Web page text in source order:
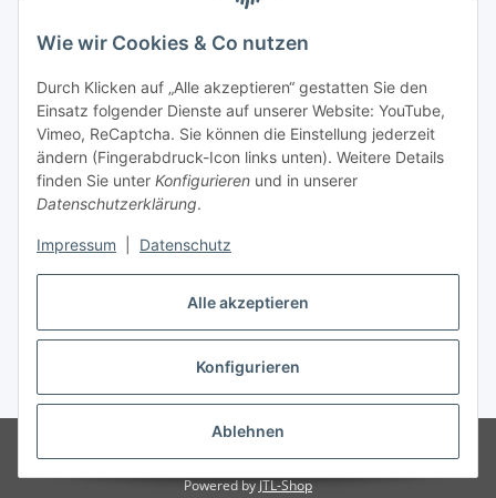
Alle akzeptieren
Konfigurieren
Ablehnen
Wie wir Cookies & Co nutzen
Durch Klicken auf „Alle akzeptieren“ gestatten Sie den
Einsatz folgender Dienste auf unserer Website: YouTube,
Vimeo, ReCaptcha. Sie können die Einstellung jederzeit
ändern (Fingerabdruck-Icon links unten). Weitere Details
finden Sie unter Konfigurieren und in unserer
Datenschutzerklärung.
Impressum Datenschutz
info (at) zweitedel.de
Informationen
Gesetzliche Informationen
* Alle Preise inkl. gesetzlicher USt., zzgl.Versand
Zweitedel
Powered byJTL-Shop